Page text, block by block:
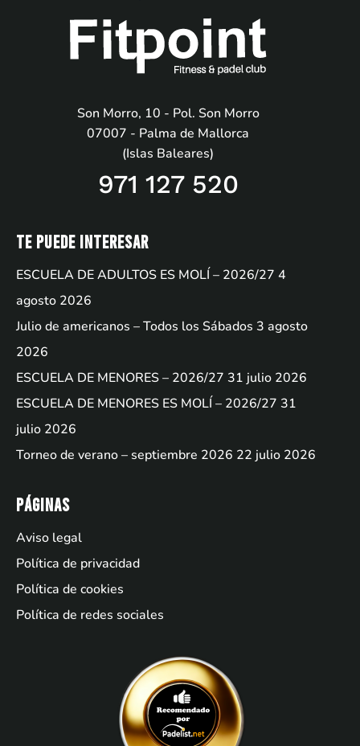
Son Morro, 10 - Pol. Son Morro
07007 - Palma de Mallorca
(Islas Baleares)
971 127 520
Te puede interesar
ESCUELA DE ADULTOS ES MOLÍ – 2026/27 4
agosto 2026
Julio de americanos – Todos los Sábados 3 agosto
2026
ESCUELA DE MENORES – 2026/27 31 julio 2026
ESCUELA DE MENORES ES MOLÍ – 2026/27 31
julio 2026
Torneo de verano – septiembre 2026 22 julio 2026
Páginas
Aviso legal
Política de privacidad
Política de cookies
Política de redes sociales